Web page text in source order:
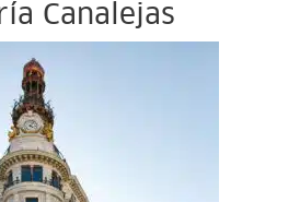
Canalejas